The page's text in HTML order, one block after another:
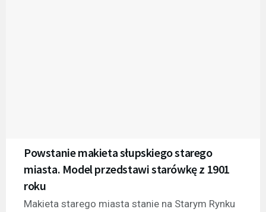
Powstanie makieta słupskiego starego
miasta. Model przedstawi starówkę z 1901
roku
Makieta starego miasta stanie na Starym Rynku